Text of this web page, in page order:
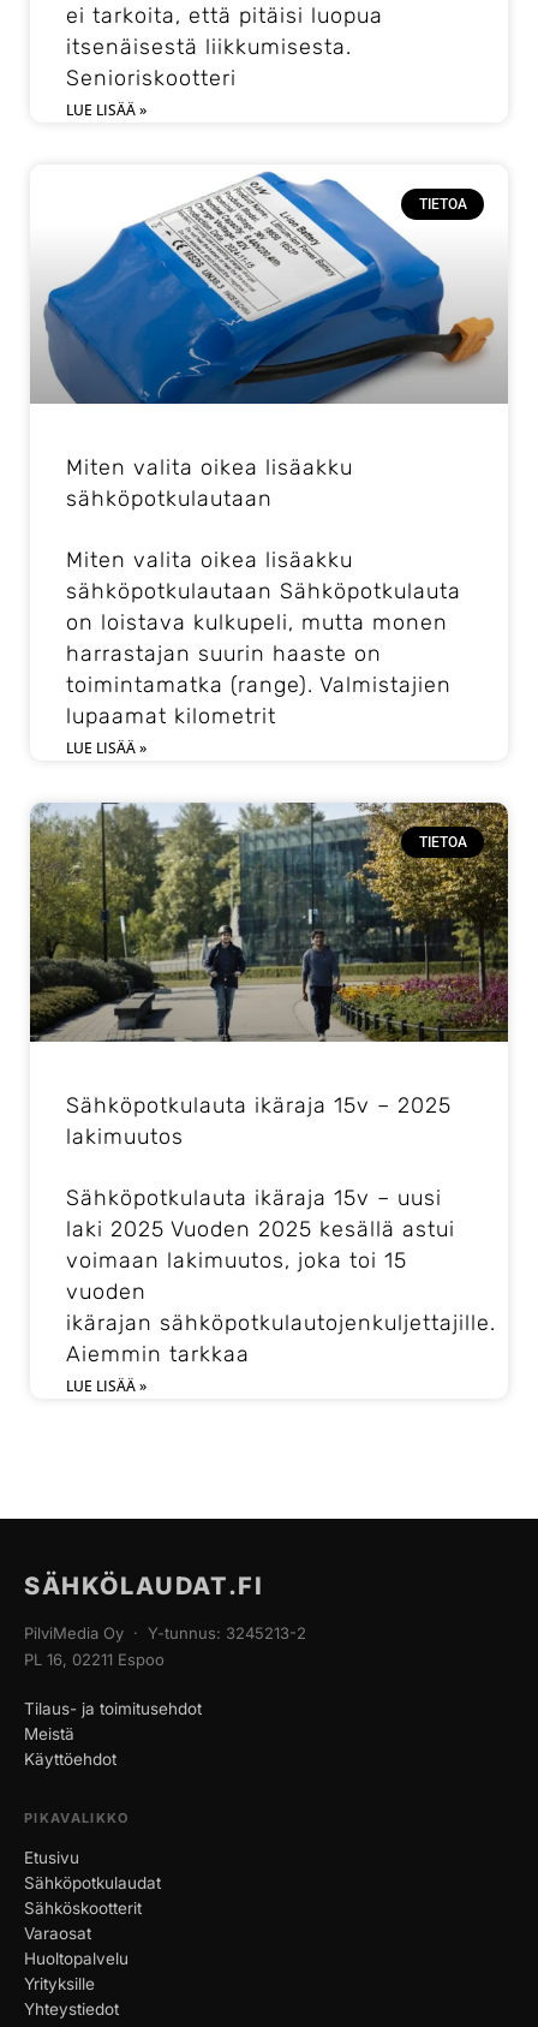
ei tarkoita, että pitäisi luopua
itsenäisestä liikkumisesta.
Senioriskootteri
LUE LISÄÄ »
TIETOA
Miten valita oikea lisäakku
sähköpotkulautaan
Miten valita oikea lisäakku
sähköpotkulautaan Sähköpotkulauta
on loistava kulkupeli, mutta monen
harrastajan suurin haaste on
toimintamatka (range). Valmistajien
lupaamat kilometrit
LUE LISÄÄ »
TIETOA
Sähköpotkulauta ikäraja 15v – 2025
lakimuutos
Sähköpotkulauta ikäraja 15v – uusi
laki 2025 Vuoden 2025 kesällä astui
voimaan lakimuutos, joka toi 15
vuoden
ikärajan sähköpotkulautojenkuljettajille.
Aiemmin tarkkaa
LUE LISÄÄ »
SÄHKÖLAUDAT.FI
PilviMedia Oy · Y-tunnus: 3245213-2
PL 16, 02211 Espoo
Tilaus- ja toimitusehdot
Meistä
Käyttöehdot
PIKAVALIKKO
Etusivu
Sähköpotkulaudat
Sähköskootterit
Varaosat
Huoltopalvelu
Yrityksille
Yhteystiedot